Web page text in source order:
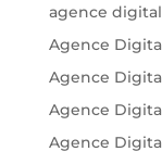
agence
Agence
Agence
Agence
Agence